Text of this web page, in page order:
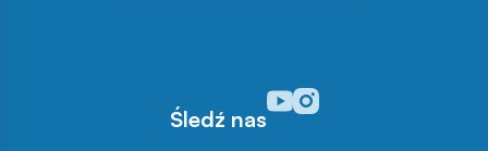
Śledź nas
Odwiedź nasz profil w
Odwiedź nasz profil w